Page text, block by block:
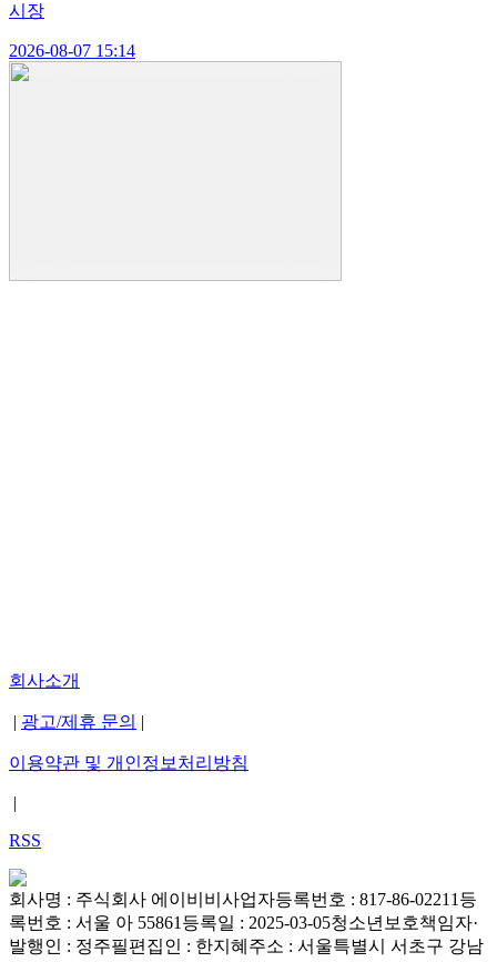
시장
2026-08-07 15:14
회사소개
광고/제휴 문의
이용약관 및 개인정보처리방침
RSS
회사명 : 주식회사 에이비비 사업자등록번호 : 817-86-02211등
록번호 : 서울 아 55861등록일 : 2025-03-05청소년보호책임자·
발행인 : 정주필편집인 : 한지혜 주소 : 서울특별시 서초구 강남